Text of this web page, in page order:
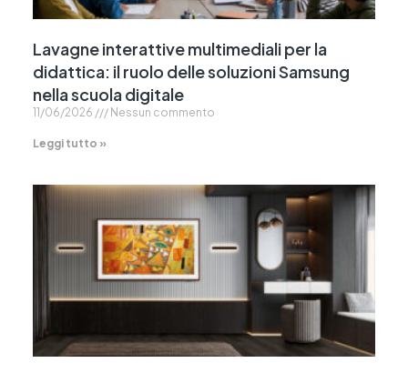
Lavagne interattive multimediali per la
didattica: il ruolo delle soluzioni Samsung
nella scuola digitale
11/06/2026 Nessun commento
Leggi tutto »